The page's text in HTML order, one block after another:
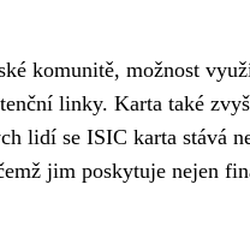
komunitě, možnost
linky. Karta také
lidí se ISIC karta stává
jim poskytuje nejen